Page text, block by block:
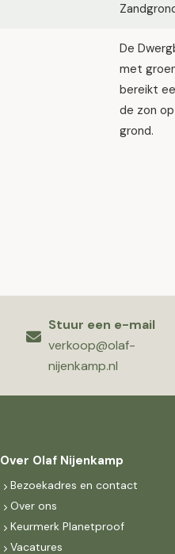
De
met
bereikt
de zon
grond.
Stuur een e-mail
verkoop@olaf-
nijenkamp.nl
Over Olaf Nijenkamp
Bezoekadres en contact
Over ons
Keurmerk Planetproof
Vacatures